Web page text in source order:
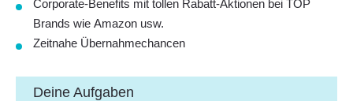
Corporate-Benefits mit tollen Rabatt-Aktionen bei TOP
Brands wie Amazon usw.
Zeitnahe Übernahmechancen
Deine Aufgaben